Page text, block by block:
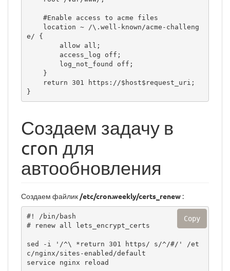
e/ {
}
Создаем задачу в
cron для
автообновления
Создаем файлик /etc/cron.weekly/certs_renew :
#! /bin/bash
# renew all lets_encrypt_certs
sed -i '/^\ *return 301 https/ s/^/#/' /et
c/nginx/sites-enabled/default
service nginx reload
Copy